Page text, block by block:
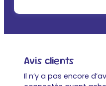
Avis clients
Il n’y a pas encore